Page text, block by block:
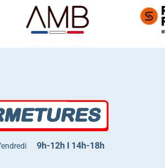
9h-12h I 14h-18h